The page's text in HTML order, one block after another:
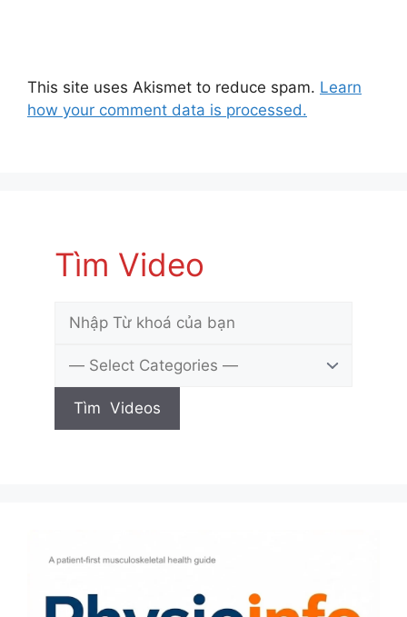
This site uses Akismet to reduce spam. Learn
how your comment data is processed.
Tìm Video